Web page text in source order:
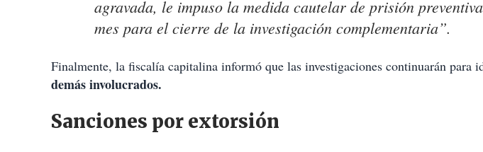
agravada, le impuso la medida cautelar de prisión
mes para el cierre de la investigación complementaria”.
Finalmente, la fiscalía capitalina informó que las investigaciones continuarán para
demás involucrados.
Sanciones por extorsión